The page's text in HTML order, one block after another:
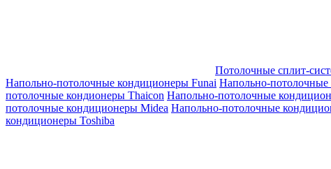
Потолочные сплит-
Напольно-потолочные кондиционеры Funai Напольно-
потолочные кондионеры Thaicon Напольно-потолочные
потолочные кондиционеры Midea Напольно-потолочные
кондиционеры Toshiba